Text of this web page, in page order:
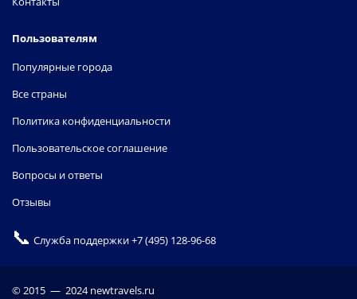
Пользователям
Популярные города
Все страны
Политика конфиденциальности
Пользовательское соглашение
Вопросы и ответы
Отзывы
📞 Служба поддержки+7 (495) 128-96-68
© 2015 — 2024 newtravels.ru